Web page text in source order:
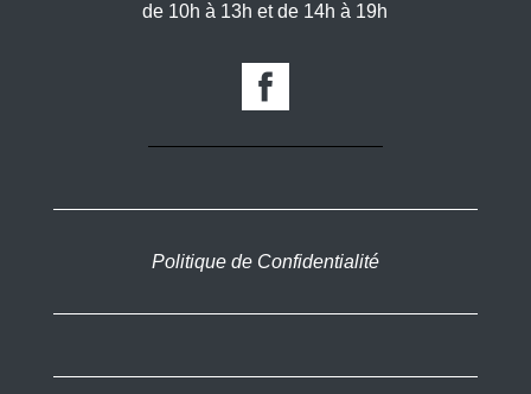
de 10h à 13h et de 14h à 19h
Politique de Confidentialité